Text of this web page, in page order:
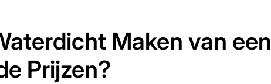
Maken van een
Prijzen?